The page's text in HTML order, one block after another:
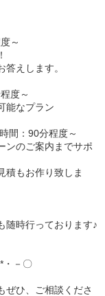
～
えします。
度～
能なプラン
間：90分程度～
ンのご案内までサポ
積もお作り致しま
随時行っております♪
・－〇
ぜひ、ご相談くださ